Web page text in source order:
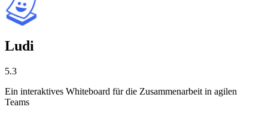
Ludi
5.3
Ein interaktives Whiteboard für die Zusammenarbeit in agilen
Teams